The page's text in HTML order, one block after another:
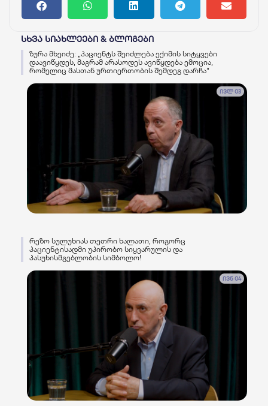
სხვა სიახლეები & ბლოგები
ზურა მხეიძე: „პაციენტს შეიძლება ექიმის სიტყვები
დაავიწყდეს, მაგრამ არასოდეს ავიწყდება ემოცია,
რომელიც მასთან ურთიერთობის შემდეგ დარჩა“
ივლ 03
რეზო სულუხიას თეთრი ხალათი, როგორც
პაციენტისადმი უპირობო სიყვარულის და
პასუხისმგებლობის სიმბოლო!
ივნ 04